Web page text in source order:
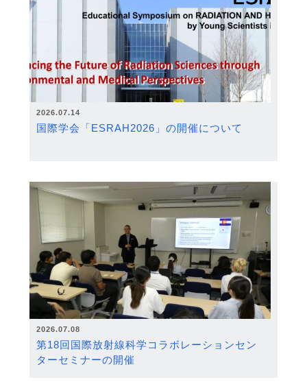
2026.07.14
国際学会「ESRAH2026」の開催について
2026.07.08
第18回国際放射線科学コラボレーションセン
ターセミナーの開催